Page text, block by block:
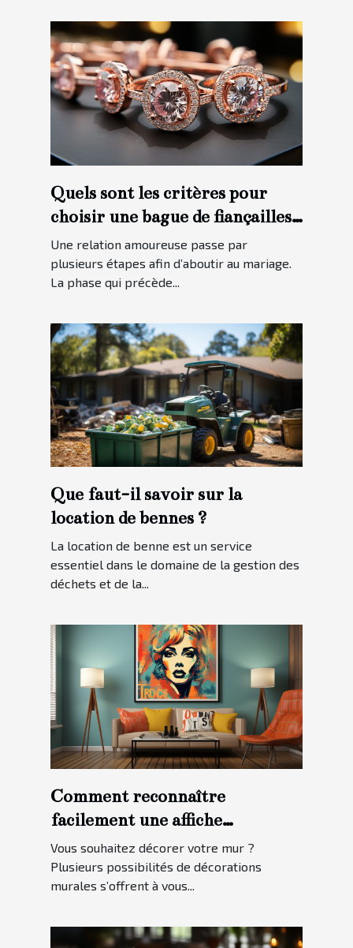
Quels sont les critères pour
choisir une bague de fiançailles
?
Une relation amoureuse passe par
plusieurs étapes afin d’aboutir au mariage.
La phase qui précède...
Que faut-il savoir sur la
location de bennes ?
La location de benne est un service
essentiel dans le domaine de la gestion des
déchets et de la...
Comment reconnaître
facilement une affiche
personnalisée ?
Vous souhaitez décorer votre mur ?
Plusieurs possibilités de décorations
murales s’offrent à vous...